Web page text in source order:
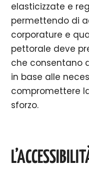
elasticizzate e
permettendo di
corporature e
pettorale deve
che consentano
in base alle
compromettere
sforzo.